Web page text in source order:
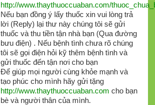
http://www.thaythuoccuaban.com/
Nếu bạn đồng ý lấy thuốc xin vui lòng trả
lời (Reply) lại thư này chúng tôi sẽ gửi
thuốc và thu tiền tận nhà bạn (Qua đường
bưu điện) . Nếu bệnh tình chưa rõ chúng
tôi sẽ gọi điện hỏi kỹ thêm bệnh tình và
gửi thuốc đến tận nơi cho bạn
Để giúp mọi người cùng khỏe mạnh và
tạo phúc cho mình hãy gửi tặng
http://www.thaythuoccuaban.com cho bạn
bè và người thân của mình.